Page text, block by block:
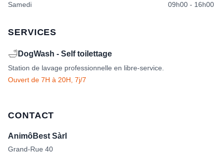
Samedi
09h00 - 16h00
SERVICES
🛁 DogWash - Self toilettage
Station de lavage professionnelle en libre-service.
Ouvert de 7H à 20H, 7j/7
CONTACT
AnimôBest Sàrl
Grand-Rue 40